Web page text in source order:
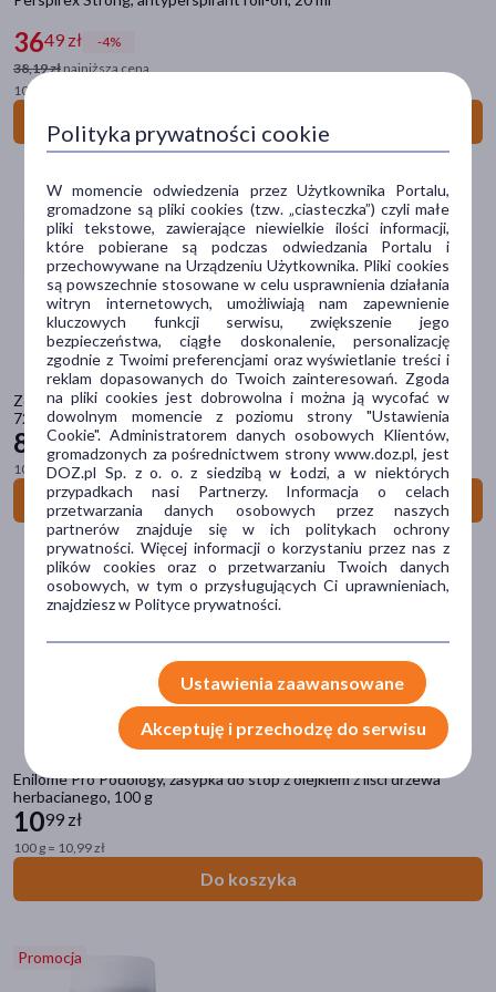
3649 zł
-4%
38,19 złnajniższa cena
100 ml = 182,45 zł
Do koszyka
Zestaw 2 x Vichy Stress Resist, antyperspirant przeciw poceniu
72h, 50 ml
81 99 zł
100 ml = 81,99 zł
Do koszyka
Enilome Pro Podology, zasypka do stóp z olejkiem z liści drzewa
herbacianego, 100 g
1099 zł
100 g = 10,99 zł
Do koszyka
Promocja
Zestaw
Wysyłka
Odbiór w aptece
Cena
zł – zł
Marka
AA(1)
AQUASELIN(5)
Acerin(6)
Alantan(2)
Alepia(1)
pokaż więcej
(100)
spray (35)
aerozol
Część ciała
Polityka prywatności cookie
W momencie odwiedzenia przez Użytkownika Portalu,
gromadzone są pliki cookies (tzw. „ciasteczka”) czyli małe
pliki tekstowe, zawierające niewielkie ilości informacji,
które pobierane są podczas odwiedzania Portalu i
przechowywane na Urządzeniu Użytkownika. Pliki cookies
są powszechnie stosowane w celu usprawnienia działania
witryn internetowych, umożliwiają nam zapewnienie
kluczowych funkcji serwisu, zwiększenie jego
bezpieczeństwa, ciągłe doskonalenie, personalizację
zgodnie z Twoimi preferencjami oraz wyświetlanie treści i
reklam dopasowanych do Twoich zainteresowań. Zgoda
na pliki cookies jest dobrowolna i można ją wycofać w
dowolnym momencie z poziomu strony "Ustawienia
Cookie". Administratorem danych osobowych Klientów,
gromadzonych za pośrednictwem strony www.doz.pl, jest
DOZ.pl Sp. z o. o. z siedzibą w Łodzi, a w niektórych
przypadkach nasi Partnerzy. Informacja o celach
przetwarzania danych osobowych przez naszych
partnerów znajduje się w ich politykach ochrony
prywatności. Więcej informacji o korzystaniu przez nas z
plików cookies oraz o przetwarzaniu Twoich danych
osobowych, w tym o przysługujących Ci uprawnieniach,
znajdziesz w Polityce prywatności.
Ustawienia zaawansowane
Akceptuję i przechodzę do serwisu